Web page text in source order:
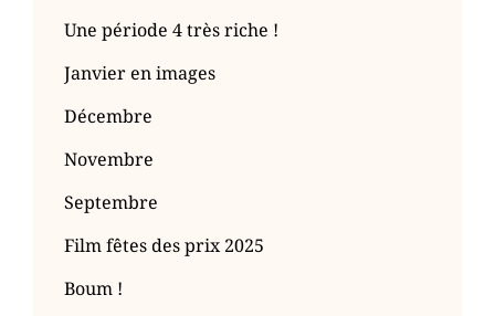
Une période 4 très riche !
Janvier en images
Décembre
Novembre
Septembre
Film fêtes des prix 2025
Boum !